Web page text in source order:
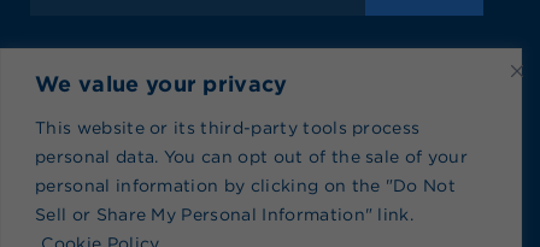
We value your privacy
This website or its third-party tools process
personal data. You can opt out of the sale of your
personal information by clicking on the "Do Not
Sell or Share My Personal Information" link.
Cookie Policy
Visita Splenda en Facebook
Visita Splenda en Instagram
Visita Splenda en Twitter
Política de privacidad| Términos de Uso|Política
de cookies
|Índice de recetas |
Blog index
No vender ni compartir mi información personal